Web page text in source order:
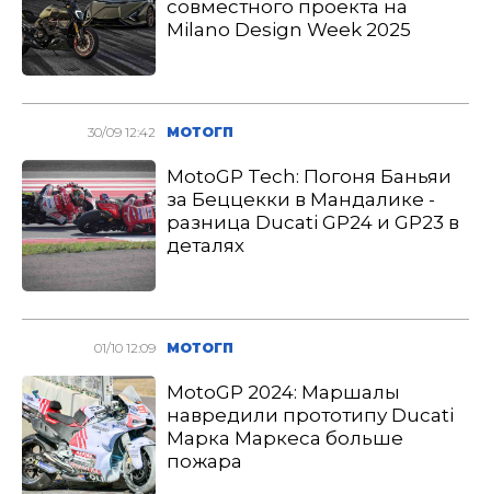
совместного проекта на
Milano Design Week 2025
30/09 12:42 МОТОГП
MotoGP Tech: Погоня Баньяи
за Беццекки в Мандалике -
разница Ducati GP24 и GP23 в
деталях
01/10 12:09 МОТОГП
MotoGP 2024: Маршалы
навредили прототипу Ducati
Марка Маркеса больше
пожара